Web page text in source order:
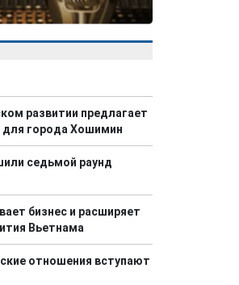
развитии предлагает
города Хошимин
седьмой раунд
бизнес и расширяет
Вьетнама
отношения вступают